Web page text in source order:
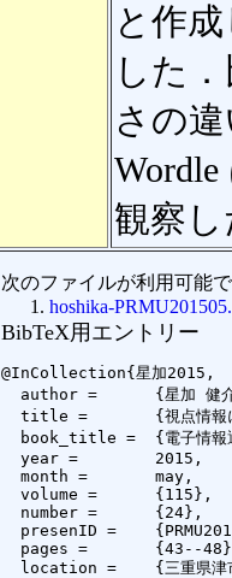
と作
した
さの
観察
次のファイルが利用可能
hoshika-
BibTeX用エントリー
@InCollection{星加2015,
  author =	{星加 健介 and 藤好 宏樹 and Olivier Augereau and 黄瀬浩一},
  title =	{視点情報に基づくリーディングライフログの取得とその視覚化},
  book_title =	{電子情報通信学会技術研究報告, PRMU2015-9},
  year =	2015,
  month =	may,
  volume =	{115},
  number =	{24},
  presenID =	{PRMU2015-9},
  pages =	{43--48},
  location =	{三重県津市}